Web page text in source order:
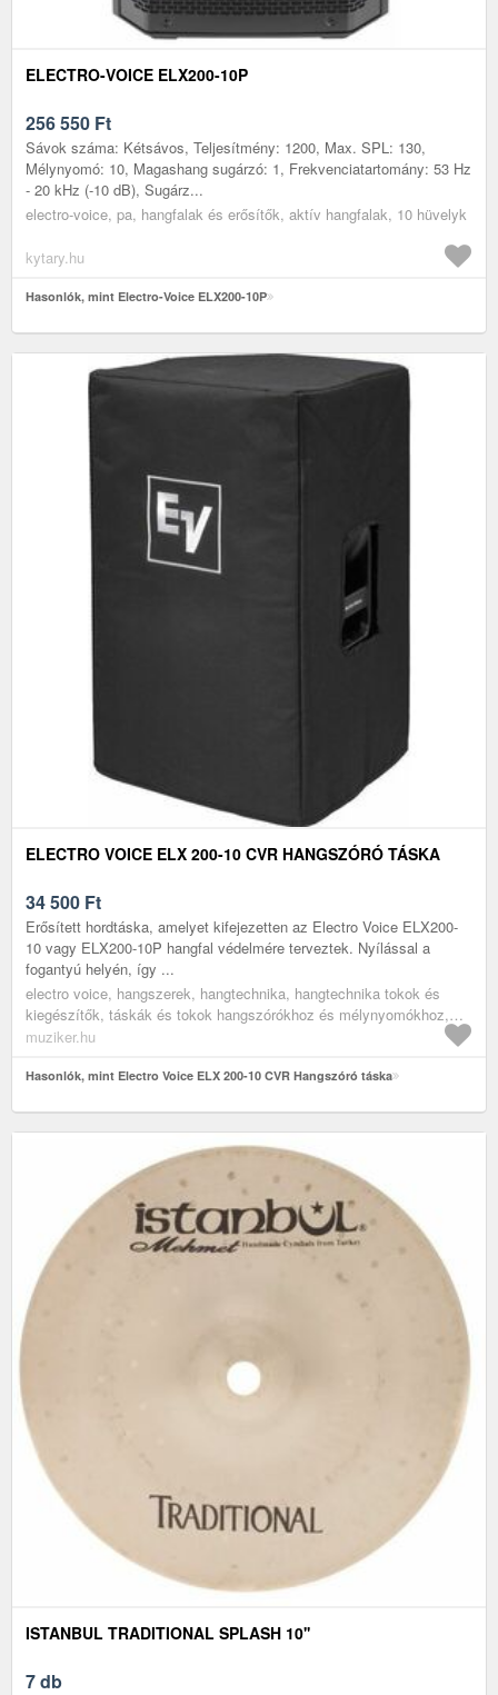
ELECTRO-VOICE ELX200-10P
256 550 Ft
Sávok száma: Kétsávos, Teljesítmény: 1200, Max. SPL: 130,
Mélynyomó: 10, Magashang sugárzó: 1, Frekvenciatartomány: 53 Hz
- 20 kHz (-10 dB), Sugárz...
electro-voice, pa, hangfalak és erősítők, aktív hangfalak, 10 hüvelyk
kytary.hu
Hasonlók, mint Electro-Voice ELX200-10P
ELECTRO VOICE ELX 200-10 CVR HANGSZÓRÓ TÁSKA
34 500 Ft
Erősített hordtáska, amelyet kifejezetten az Electro Voice ELX200-
10 vagy ELX200-10P hangfal védelmére terveztek. Nyílással a
fogantyú helyén, így ...
electro voice, hangszerek, hangtechnika, hangtechnika tokok és
kiegészítők, táskák és tokok hangszórókhoz és mélynyomókhoz,
hangszóró táskák
muziker.hu
Hasonlók, mint Electro Voice ELX 200-10 CVR Hangszóró táska
ISTANBUL TRADITIONAL SPLASH 10''
7 db